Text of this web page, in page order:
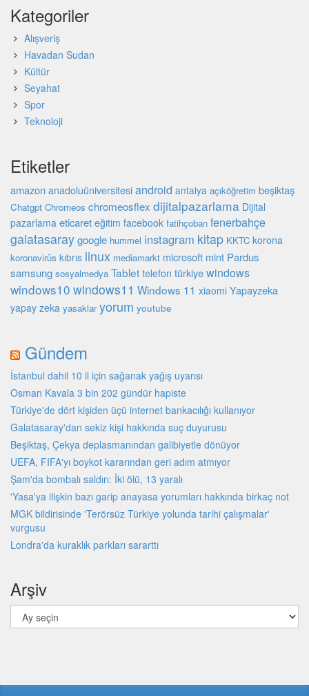
Kategoriler
Alışveriş
Havadan Sudan
Kültür
Seyahat
Spor
Teknoloji
Etiketler
amazon anadoluüniversitesi android antalya açıköğretim beşiktaş
Chatgpt Chromeos chromeosflex dijitalpazarlama Dijital
pazarlama eticaret eğitim facebook fatihçoban fenerbahçe
galatasaraygoogle hummel instagram kitap KKTC korona
koronavirüs kıbrıs linux mediamarkt microsoft mint Pardus
samsung sosyalmedya Tablet telefon türkiyewindows
windows10 windows11 Windows 11 xiaomi Yapayzeka
yapay zeka yasaklar yorum youtube
Gündem
İstanbul dahil 10 il için sağanak yağış uyarısı
Osman Kavala 3 bin 202 gündür hapiste
Türkiye'de dört kişiden üçü internet bankacılığı kullanıyor
Galatasaray'dan sekiz kişi hakkında suç duyurusu
Beşiktaş, Çekya deplasmanından galibiyetle dönüyor
UEFA, FIFA'yı boykot kararından geri adım atmıyor
Şam'da bombalı saldırı: İki ölü, 13 yaralı
'Yasa'ya ilişkin bazı garip anayasa yorumları hakkında birkaç not
MGK bildirisinde 'Terörsüz Türkiye yolunda tarihi çalışmalar'
vurgusu
Londra'da kuraklık parkları sararttı
Arşiv
Arşiv